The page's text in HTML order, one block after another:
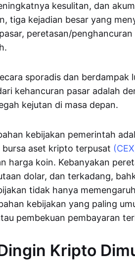
kesulitan, dan
tiga kejadian besar yang
peretasan/penghancuran
sporadis dan berdampak
kehancuran pasar adalah
kejutan di masa depan.
kebijakan pemerintah
aset kripto terpusat
harga koin. Kebanyakan
dolar, dan terkadang,
tidak hanya
kebijakan yang paling
pembekuan pembayaran
Kripto